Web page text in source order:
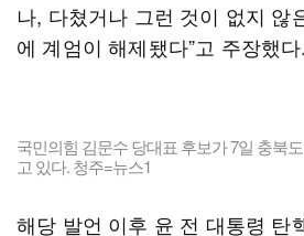
나, 다쳤거나 그런 것이 없지 않
에 계엄이 해제됐다”고 주장했다.
국민의힘 김문수 당대표 후보가 7일 충북
고 있다. 청주=뉴스1
해당 발언 이후 윤 전 대통령 탄